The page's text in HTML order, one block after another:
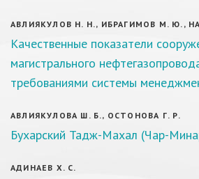
АВЛИЯКУЛОВ Н. Н., ИБРАГИМОВ М. Ю.,
Качественные показатели
магистрального
требованиями системы
АВЛИЯКУЛОВА Ш. Б., ОСТОНОВА Г. Р.
Бухарский Тадж-Махал (Чар-
АДИНАЕВ Х. С.